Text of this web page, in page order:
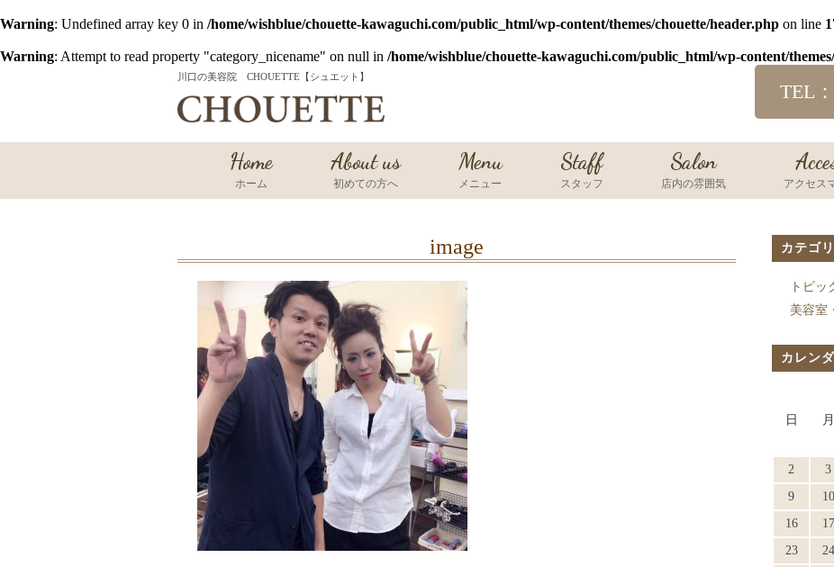
Warning: Undefined array key 0 in /home/wishblue/chouette-kawaguchi.com/public_html/wp-content/themes/chouette/header.php on line
Warning: Attempt to read property "category_nicename" on null in /home/wishblue/chouette-kawaguchi.com/public_html/wp-content/
川口の美容院 CHOUETTE【シュエット】
TEL
Home
ホーム
About us
初めての方へ
Menu
メニュー
Staff
スタッフ
Salon
店内の雰囲気 アクセス
image カテゴ
トピッ
美容室
カレン
日
月
2
3
9
10
16
17
23
24